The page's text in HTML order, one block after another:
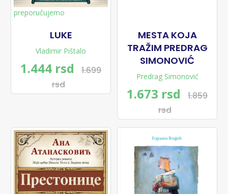
preporučujemo
LUKE
Vladimir Pištalo
1.444 rsd
1.699
rsd
MESTA KOJA
TRAŽIM PREDRAG
SIMONOVIĆ
Predrag Simonović
1.673 rsd
1.859
rsd